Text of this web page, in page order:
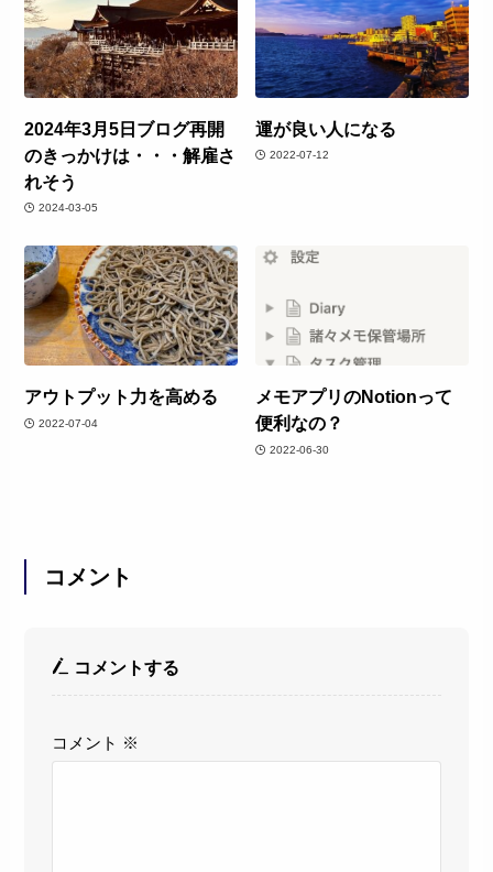
2024年3月5日ブログ再開
のきっかけは・・・解雇さ
れそう
2024-03-05
運が良い人になる
2022-07-12
アウトプット力を高める
2022-07-04
メモアプリのNotionって
便利なの？
2022-06-30
コメント
コメントする
コメント ※